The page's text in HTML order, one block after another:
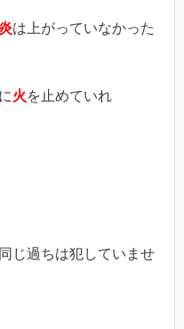
は上がっていなかった
火を止めていれ
じ過ちは犯していませ